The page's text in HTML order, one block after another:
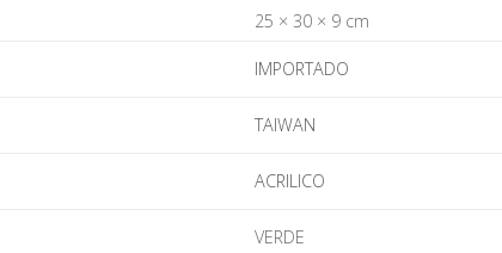
25 × 30 × 9 cm
IMPORTADO
TAIWAN
ACRILICO
VERDE